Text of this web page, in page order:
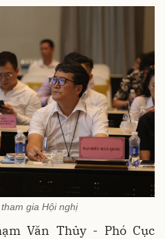
gia Hội nghị
Văn Thủy - Phó Cục